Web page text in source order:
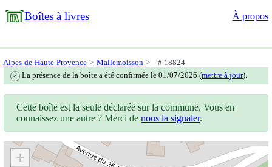
Boîtes à livres À propos
Alpes-de-Haute-Provence Mallemoisson # 18824
✓ La présence de la boîte a été confirmée le 01/07/2026 (mettre à jour).
Cette boîte est la seule déclarée sur la commune. Vous en
connaissez une autre ? Merci denous la signaler.
+